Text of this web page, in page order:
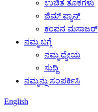
ಉಚಿತ ತೂಕಗಳು
ಜಿಮ್ ಫ್ಯಾನ್
ಕಂಪನ ಮಸಾಜರ್
ನಮ್ಮ ಬಗ್ಗೆ
ನಮ್ಮ ಧ್ಯೇಯ
ಸುದ್ದಿ
ನಮ್ಮನ್ನು ಸಂಪರ್ಕಿಸಿ
English